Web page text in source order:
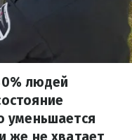
людей
уменьшается